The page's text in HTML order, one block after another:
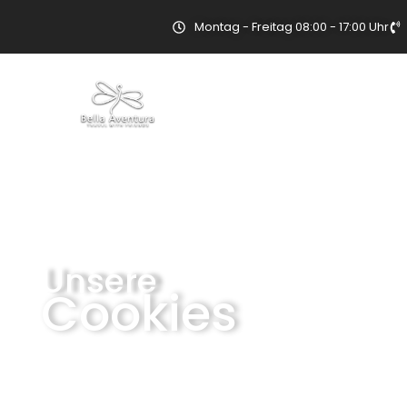
Montag - Freitag 08:00 - 17:00 Uhr
Unsere
Cookies